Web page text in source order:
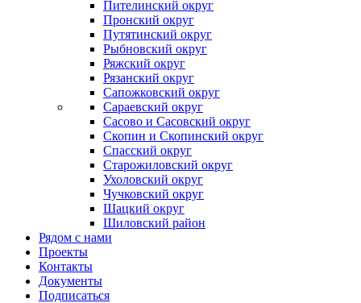
Пителинский округ
Пронский округ
Путятинский округ
Рыбновский округ
Ряжский округ
Рязанский округ
Сапожковский округ
Сараевский округ
Сасово и Сасовский округ
Скопин и Скопинский округ
Спасский округ
Старожиловский округ
Ухоловский округ
Чучковский округ
Шацкий округ
Шиловский район
Рядом с нами
Проекты
Контакты
Документы
Подписаться